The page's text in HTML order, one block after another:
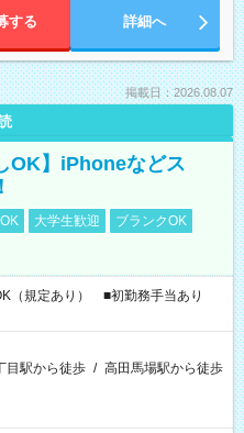
する 詳細へ
掲載日：2026.08.07
OK】iPhoneなどス
大学生歓迎
ブランクOK
（規定あり） ■初勤務手当あり
目駅から徒歩 / 高田馬場駅から徒歩